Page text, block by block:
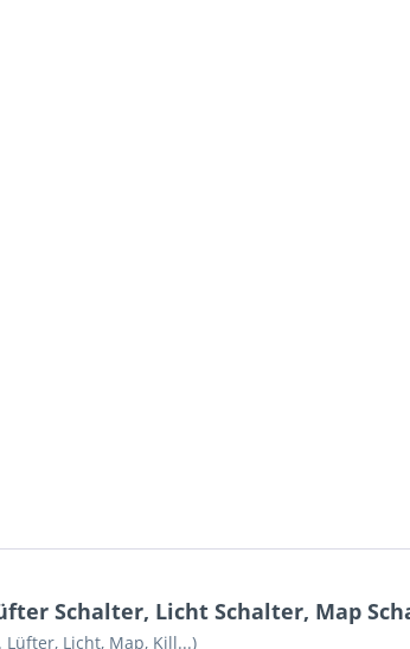
Schalter, Licht Schalter, Map
Licht, Map, Kill...)